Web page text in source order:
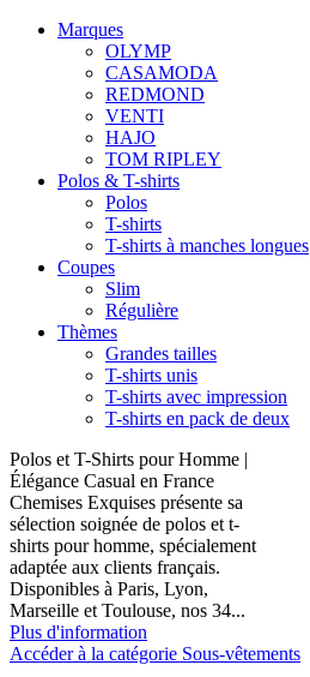
Marques
OLYMP
CASAMODA
REDMOND
VENTI
HAJO
TOM RIPLEY
Polos & T-shirts
Polos
T-shirts
T-shirts à manches longues
Coupes
Slim
Régulière
Thèmes
Grandes tailles
T-shirts unis
T-shirts avec impression
T-shirts en pack de deux
Polos et T-Shirts pour Homme |
Élégance Casual en France
Chemises Exquises présente sa
sélection soignée de polos et t-
shirts pour homme, spécialement
adaptée aux clients français.
Disponibles à Paris, Lyon,
Marseille et Toulouse, nos 34...
Plus d'information
Accéder à la catégorie Sous-vêtements